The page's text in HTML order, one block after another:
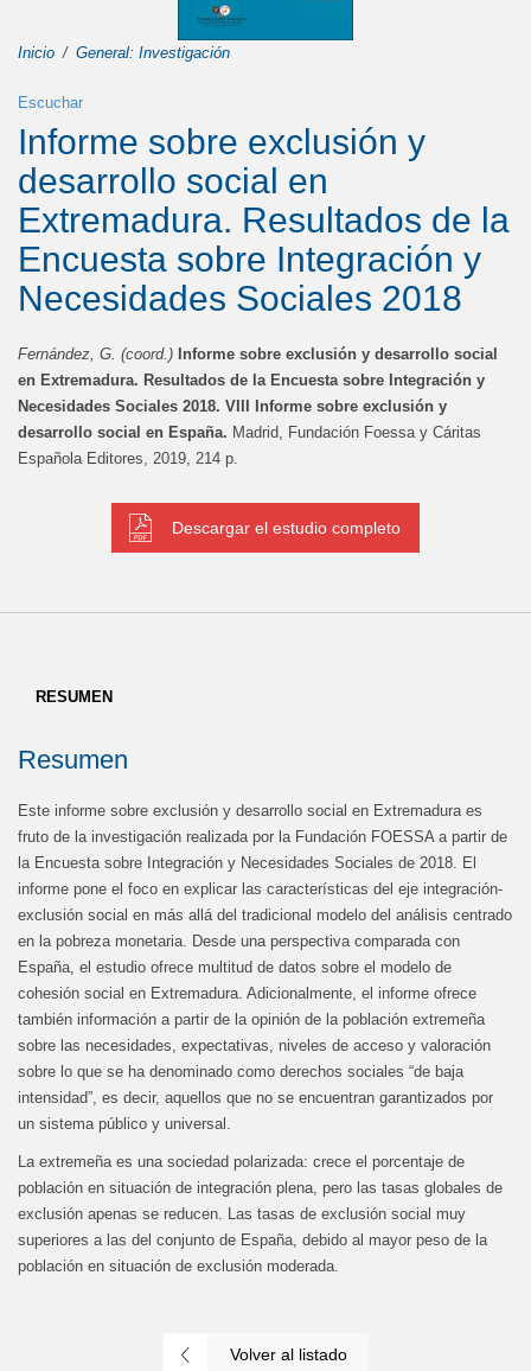
Inicio General: Investigación
Escuchar
Informe sobre exclusión y
desarrollo social en
Extremadura. Resultados de la
Encuesta sobre Integración y
Necesidades Sociales 2018
Fernández, G. (coord.) Informe sobre exclusión y desarrollo social
en Extremadura. Resultados de la Encuesta sobre Integración y
Necesidades Sociales 2018. VIII Informe sobre exclusión y
desarrollo social en España. Madrid, Fundación Foessa y Cáritas
Española Editores, 2019, 214 p.
Descargar el estudio completo
RESUMEN
Resumen
Este informe sobre exclusión y desarrollo social en Extremadura es
fruto de la investigación realizada por la Fundación FOESSA a partir de
la Encuesta sobre Integración y Necesidades Sociales de 2018. El
informe pone el foco en explicar las características del eje integración-
exclusión social en más allá del tradicional modelo del análisis centrado
en la pobreza monetaria. Desde una perspectiva comparada con
España, el estudio ofrece multitud de datos sobre el modelo de
cohesión social en Extremadura. Adicionalmente, el informe ofrece
también información a partir de la opinión de la población extremeña
sobre las necesidades, expectativas, niveles de acceso y valoración
sobre lo que se ha denominado como derechos sociales “de baja
intensidad”, es decir, aquellos que no se encuentran garantizados por
un sistema público y universal.
La extremeña es una sociedad polarizada: crece el porcentaje de
población en situación de integración plena, pero las tasas globales de
exclusión apenas se reducen. Las tasas de exclusión social muy
superiores a las del conjunto de España, debido al mayor peso de la
población en situación de exclusión moderada.
Volver al listado